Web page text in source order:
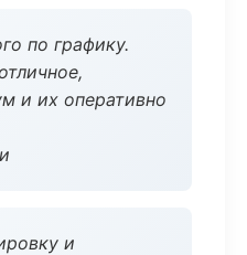
по графику.
и их оперативно
и